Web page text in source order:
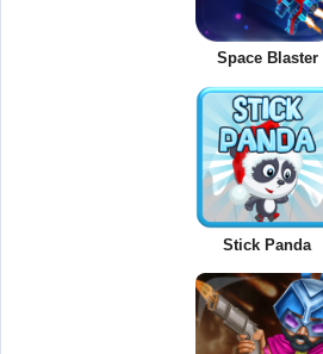
Space Blaster
Stick Panda